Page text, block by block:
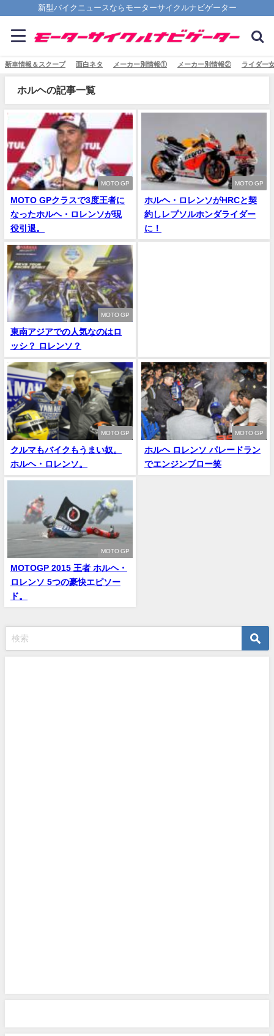
新型バイクニュースならモーターサイクルナビゲーター
新車情報＆スクープ 面白ネタ メーカー別情報① メーカー別情報② ライダー
ホルヘの記事一覧
MOTO GP
MOTO GPクラスで3度王者に
なったホルヘ・ロレンソが現
役引退。
MOTO GP
ホルヘ・ロレンソがHRCと契
約しレプソルホンダライダー
に！
MOTO GP
東南アジアでの人気なのはロ
ッシ？ ロレンソ？
MOTO GP
クルマもバイクもうまい奴。
ホルヘ・ロレンソ。
MOTO GP
ホルヘ ロレンソ パレードラン
でエンジンブロー笑
MOTO GP
MOTOGP 2015 王者 ホルヘ・
ロレンソ 5つの豪快エピソー
ド。